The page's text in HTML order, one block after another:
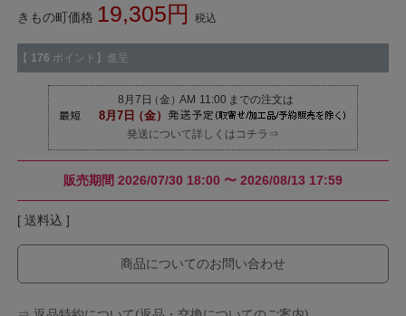
きもの町価格 19,305 税込
【 176 ポイント】進呈
発送について詳しくはコチラ⇒
販売期間 2026/07/30 18:00 〜 2026/08/13 17:59
送料込
商品についてのお問い合わせ